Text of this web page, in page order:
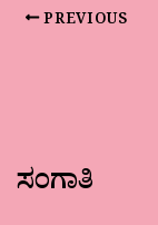
PREVIOUS
ಸಂಗಾತಿ